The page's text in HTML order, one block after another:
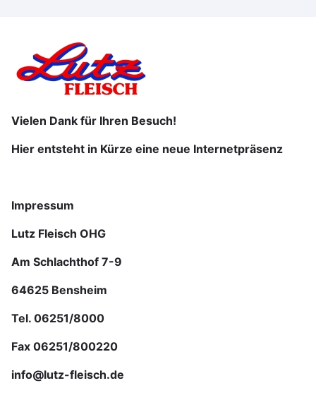
Vielen Dank für Ihren Besuch!
Hier entsteht in Kürze eine neue Internetpräsenz
Impressum
Lutz Fleisch OHG
Am Schlachthof 7-9
64625 Bensheim
Tel. 06251/8000
Fax 06251/800220
info@lutz-fleisch.de